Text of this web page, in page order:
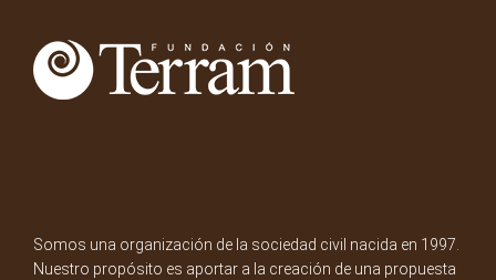
Somos una organización de la sociedad civil nacida en 1997.
Nuestro propósito es aportar a la creación de una propuesta